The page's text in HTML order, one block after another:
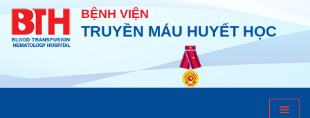
BỆNH VIỆN
TRUYỀN MÁU HUYẾT HỌC
Lịch hiến máu